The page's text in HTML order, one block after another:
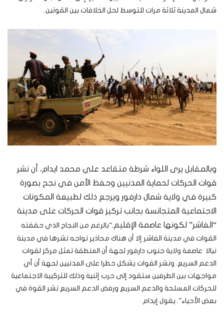
شمال المدينة ثلاثة مرات للتوسط لحل الخلافات بين القوتين.
وبالمقابل يرى اللواء شرطة متقاعد علي محمد ايدام، أن نشر
قوات الحركات لحماية المدنيين وحفظ الأمن في نجح بصورة
كبيرة في ولاية شمال دارفور ويرجع ذلك لطبيعة المكونات
الاجتماعية المتجانسة بجانب تركيز قوات الحركات على مدينة
“الفاشر” لكونها عاصمة الإقليم.“بالرغم من النجاح الذي حققته
القوات في مدينة الفاشر إلا أن هناك محاذير تواجه نشرها في مدينة
نيالا عاصمة ولاية جنوب دارفور لجهة أن المنطقة تمثل مركز لقوات
الدعم السريع. ونشر القوات يشكل خطرا على المدنيين لجهة أن أي
مواجهات بين الطرفين ستقود إلى حرب إثنية وذلك للتركيبة الاجتماعية
للحركات المسلحة والدعم السريع ورفض الدعم السريع نشر القوة في
بعض الأحياء”. يقول إيدام.